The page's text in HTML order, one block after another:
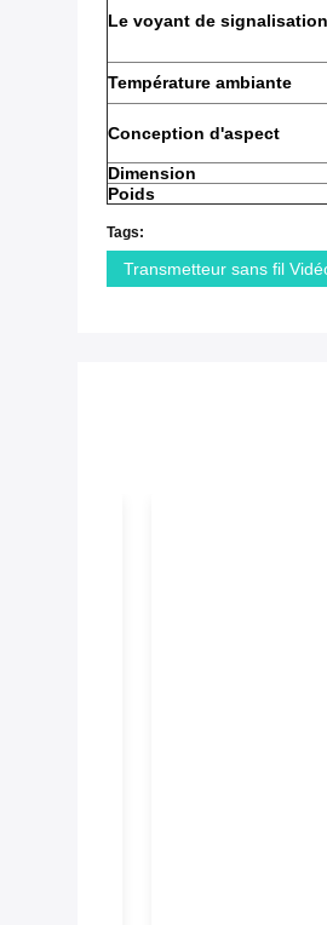
Le voyant de signalisation
Température ambiante
Conception d'aspect
Dimension
Poids
Tags:
Transmetteur sans fil